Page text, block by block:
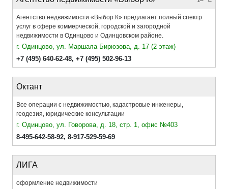
Агентство недвижимости «Выбор К» предлагает полный спектр
услуг в сфере коммерческой, городской и загородной
недвижимости в Одинцово и Одинцовском районе.
г. Одинцово, ул. Маршала Бирюзова, д. 17 (2 этаж)
+7 (495) 640-62-48, +7 (495) 502-96-13
Октант
Все операции с недвижимостью, кадастровые инженеры,
геодезия, юридические консультации
г. Одинцово, ул. Говорова, д. 18, стр. 1, офис №403
8-495-642-58-92, 8-917-529-59-69
ЛИГА
оформление недвижимости